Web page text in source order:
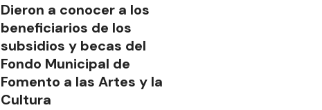
Dieron a conocer a los
beneficiarios de los
subsidios y becas del
Fondo Municipal de
Fomento a las Artes y la
Cultura